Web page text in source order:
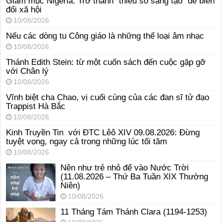
đổi xã hội
10/08/2026
Nếu các dòng tu Công giáo là những thể loại âm nhạc
10/08/2026
Thánh Edith Stein: từ một cuốn sách đến cuộc gặp gỡ
với Chân lý
10/08/2026
Vĩnh biệt cha Chao, vị cuối cùng của các đan sĩ tử đạo
Trappist Hà Bắc
10/08/2026
Kinh Truyền Tin với ĐTC Lêô XIV 09.08.2026: Đừng
tuyệt vọng, ngay cả trong những lúc tối tăm
10/08/2026
Nên như trẻ nhỏ để vào Nước Trời
(11.08.2026 – Thứ Ba Tuần XIX Thường
Niên)
10/08/2026
11 Tháng Tám Thánh Clara (1194-1253)